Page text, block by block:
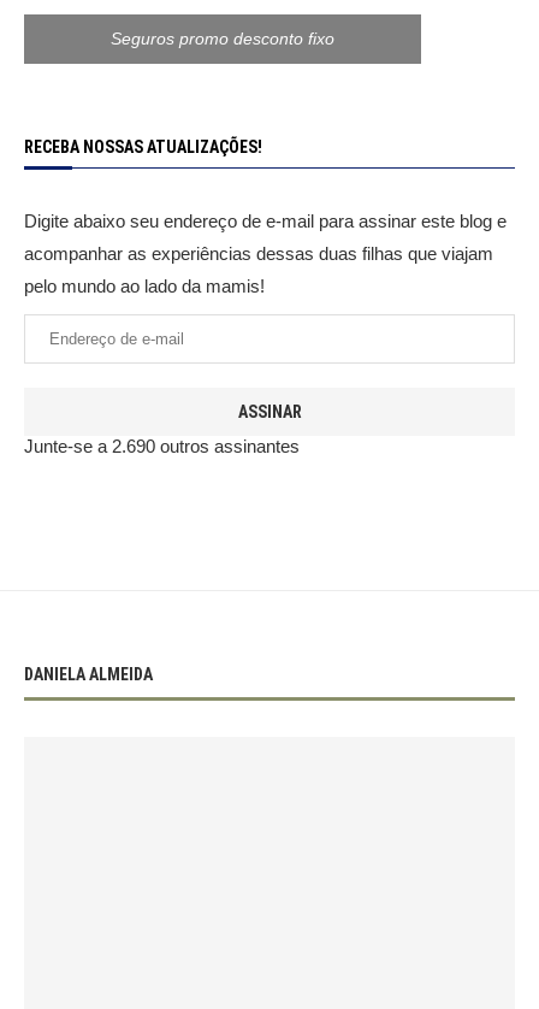
Seguros promo desconto fixo
RECEBA NOSSAS ATUALIZAÇÕES!
Digite abaixo seu endereço de e-mail para assinar este blog e
acompanhar as experiências dessas duas filhas que viajam
pelo mundo ao lado da mamis!
ASSINAR
Junte-se a 2.690 outros assinantes
DANIELA ALMEIDA